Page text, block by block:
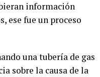
información
ese fue un proceso
una tubería de gas
sobre la causa de la